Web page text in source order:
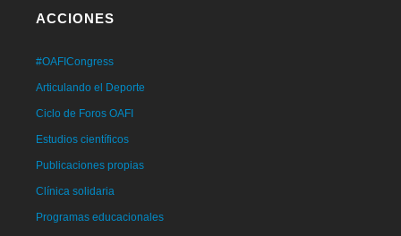
ACCIONES
#OAFICongress
Articulando el Deporte
Ciclo de Foros OAFI
Estudios científicos
Publicaciones propias
Clínica solidaria
Programas educacionales